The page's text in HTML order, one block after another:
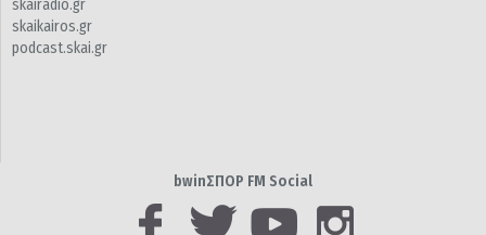
skairadio.gr
skaikairos.gr
podcast.skai.gr
bwinΣΠΟΡ FM Social